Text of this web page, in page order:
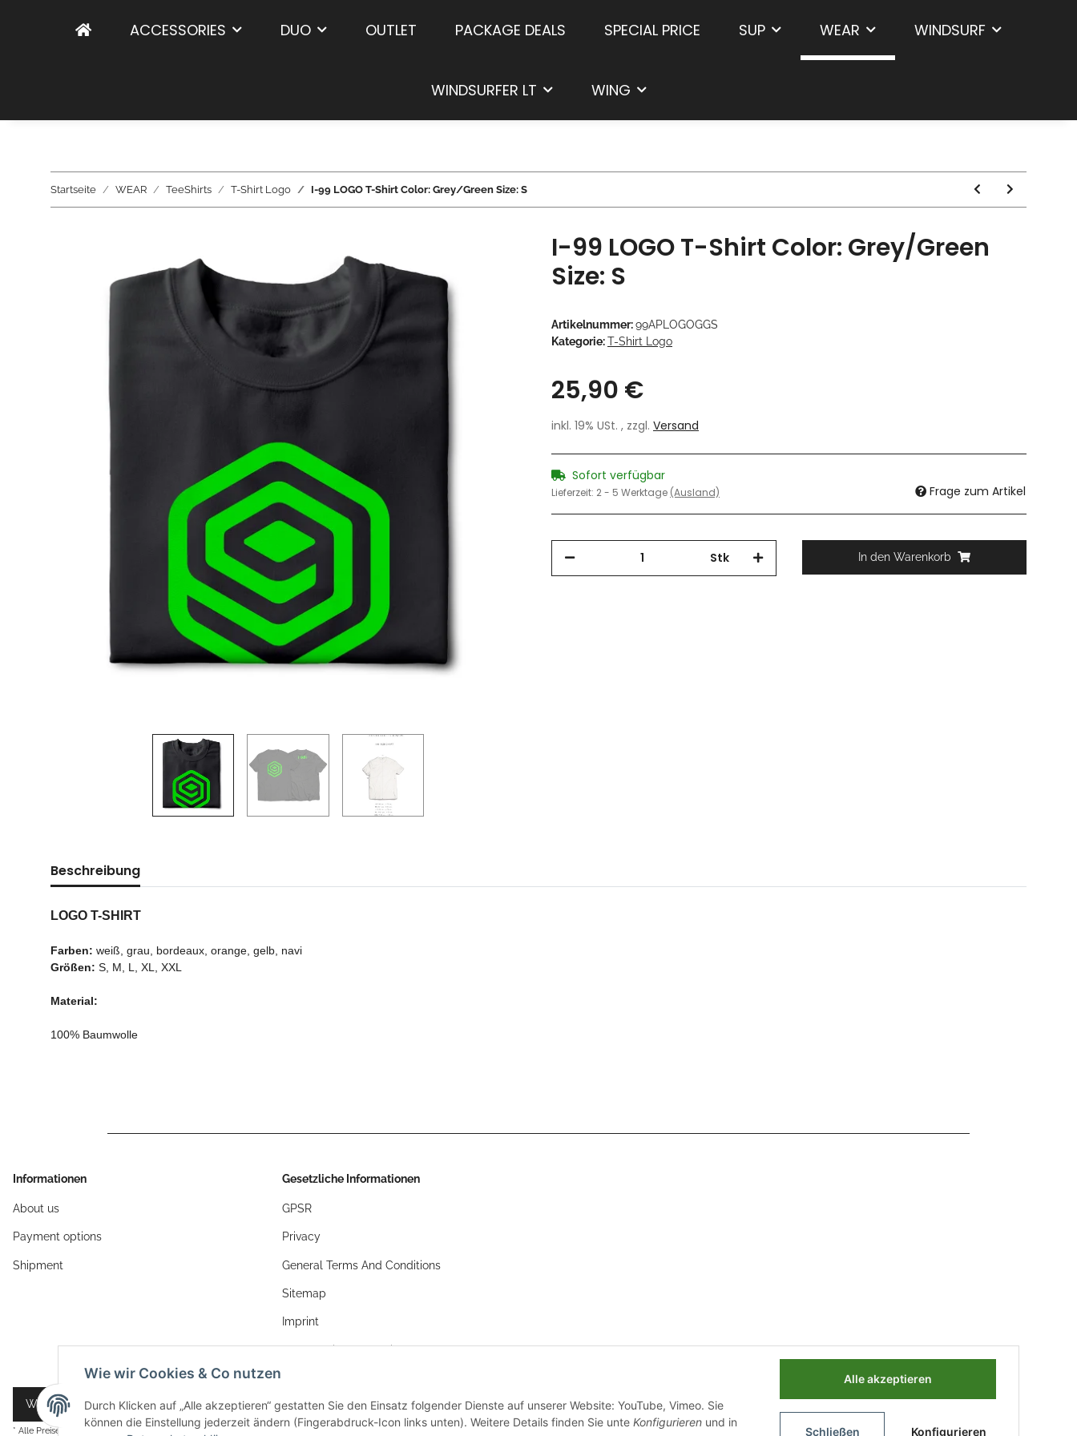
ACCESSORIES DUO OUTLET PACKAGE DEALS SPECIAL PRICE SUP WEAR WINDSURF
WINDSURFER LT WING
Startseite WEAR TeeShirts T-Shirt Logo I-99 LOGO T-Shirt Color: Grey/Green Size: S
I-99 LOGO T-Shirt Color: Grey/Green
Size: S
Artikelnummer:99APLOGOGGS
Kategorie:T-Shirt Logo
25,90 €
inkl. 19% USt. , zzgl. Versand
Sofort verfügbar
Lieferzeit: 2 - 5 Werktage (Ausland) Frage zum Artikel
Stk In den Warenkorb
Beschreibung
LOGO T-SHIRT
Farben: weiß, grau, bordeaux, orange, gelb, navi
Größen: S, M, L, XL, XXL
Material:
100% Baumwolle
Informationen
About us
Payment options
Shipment
Gesetzliche Informationen
GPSR
Privacy
General Terms And Conditions
Sitemap
Imprint
Cancellation Instructions
Widerrufsbutton
* Alle Preise inkl. gesetzlicher USt., zzgl.Versand
Wie wir Cookies & Co nutzen
Durch Klicken auf „Alle akzeptieren“ gestatten Sie den Einsatz folgender Dienste auf unserer Website: YouTube, Vimeo. Sie
können die Einstellung jederzeit ändern (Fingerabdruck-Icon links unten). Weitere Details finden Sie unte Konfigurieren und in
Alle akzeptieren
Schließen Konfigurieren